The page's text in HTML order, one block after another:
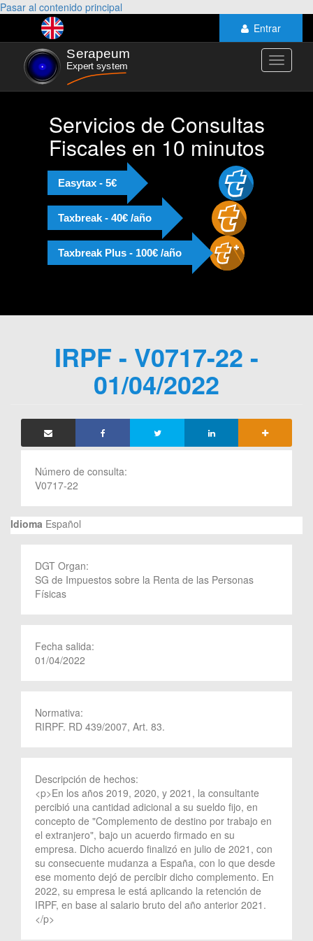
Pasar al contenido principal
Entrar
Toggle
Servicios de Consultas
Fiscales en 10 minutos
Easytax - 5€
Taxbreak - 40€ /año
Taxbreak Plus - 100€ /año
IRPF - V0717-22 -
01/04/2022
Número de consulta:
V0717-22
Idioma Español
DGT Organ:
SG de Impuestos sobre la Renta de las Personas
Físicas
Fecha salida:
01/04/2022
Normativa:
RIRPF. RD 439/2007, Art. 83.
Descripción de hechos:
<p>En los años 2019, 2020, y 2021, la consultante
percibió una cantidad adicional a su sueldo fijo, en
concepto de "Complemento de destino por trabajo en
el extranjero", bajo un acuerdo firmado en su
empresa. Dicho acuerdo finalizó en julio de 2021, con
su consecuente mudanza a España, con lo que desde
ese momento dejó de percibir dicho complemento. En
2022, su empresa le está aplicando la retención de
IRPF, en base al salario bruto del año anterior 2021.
</p>